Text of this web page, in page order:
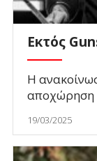
Εκτός
Η
αποχώρηση
19/03/2025